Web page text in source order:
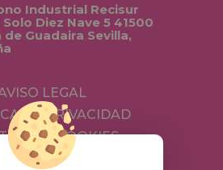
Industrial Recisur
Solo Diez Nave 5 41500
de Guadaira Sevilla,
LEGAL
DE PRIVACIDAD
DE COOKIES
Y DEVOLUCIONES